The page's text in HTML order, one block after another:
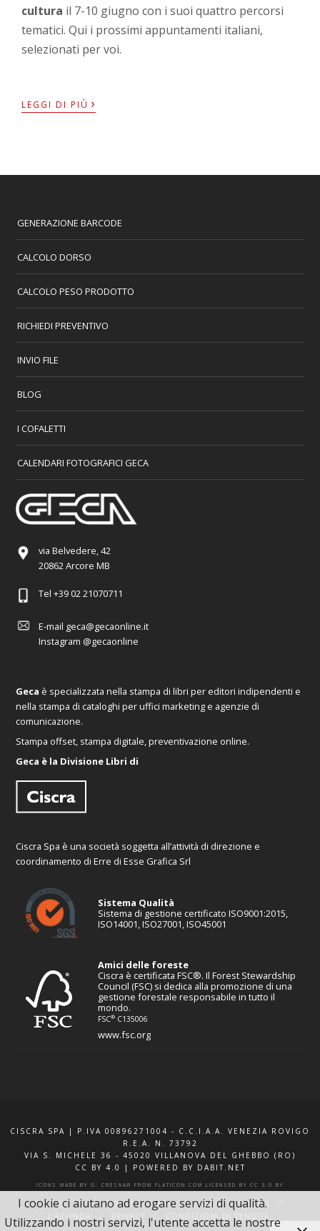
cultura il 7-10 giugno con i suoi quattro percorsi
tematici. Qui i prossimi appuntamenti italiani,
selezionati per voi.
LEGGI DI PIÙ ›
GENERAZIONE BARCODE
CALCOLO DORSO
CALCOLO PESO PRODOTTO
RICHIEDI PREVENTIVO
INVIO FILE
BLOG
I COFALETTI
CALENDARI FOTOGRAFICI GECA
via Belvedere, 42
20862 Arcore MB
Tel +39 02 21070711
E-mail geca@gecaonline.it
Instagram @gecaonline
Geca è specializzata nella stampa di libri per editori indipendenti e
nella stampa di cataloghi per uffici marketing e agenzie di
comunicazione.
Stampa offset, stampa digitale, preventivazione online.
Geca è la Divisione Libri di
Ciscra Spa è una società soggetta all’attività di direzione e
coordinamento di Erre di Esse Grafica Srl
Sistema Qualità
Sistema di gestione certificato ISO9001:2015,
ISO14001, ISO27001, ISO45001
Amici delle foreste
Ciscra è certificata FSC®. Il Forest Stewardship
Council (FSC) si dedica alla promozione di una
gestione forestale responsabile in tutto il
mondo.
FSC® C135006
www.fsc.org
CISCRA SPA | P.IVA 00896271004 - C.C.I.A.A. VENEZIA ROVIGO
R.E.A. N. 73792
VIA S. MICHELE 36 - 45020 VILLANOVA DEL GHEBBO (RO)
CC BY 4.0
| POWERED BY DABIT.NET
ICONS MADE BY G. CRESNAR FROM FLATICON.COM LICENSED BY CC 3.0 BY
F.A.Q. XQUOTE.IT INFO E CONTATTI
BLOG
L’AZIENDA
PRIVACY CONDIZIONI DI VENDITA
I cookie ci aiutano ad erogare servizi di qualità.
Utilizzando i nostri servizi, l'utente accetta le nostre